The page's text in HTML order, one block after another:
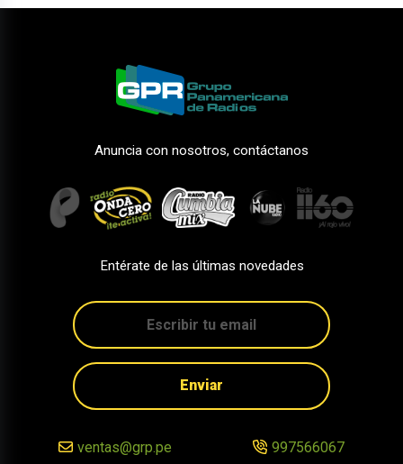
Anuncia con nosotros, contáctanos
Entérate de las últimas novedades
Enviar
ventas@grp.pe 997566067